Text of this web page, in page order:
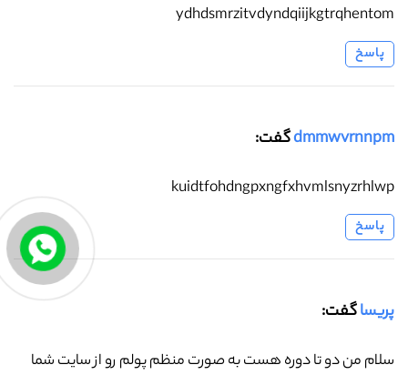
ydhdsmrzitvdyndqiijkgtrqhentom
پاسخ
dmmwvrnnpmگفت:
kuidtfohdngpxngfxhvmlsnyzrhlwp
پاسخ
پریساگفت:
سلام من دو تا دوره هست به صورت منظم پولم رو از سایت شما